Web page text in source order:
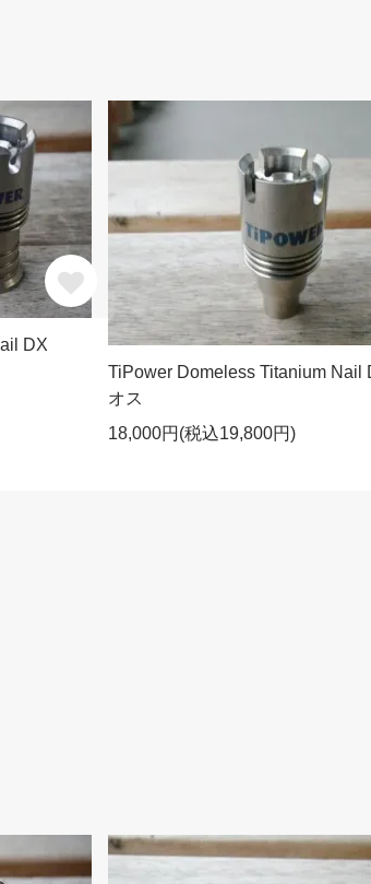
DX
TiPower Domeless Titanium Nail
オス
18,000円(税込19,800円)